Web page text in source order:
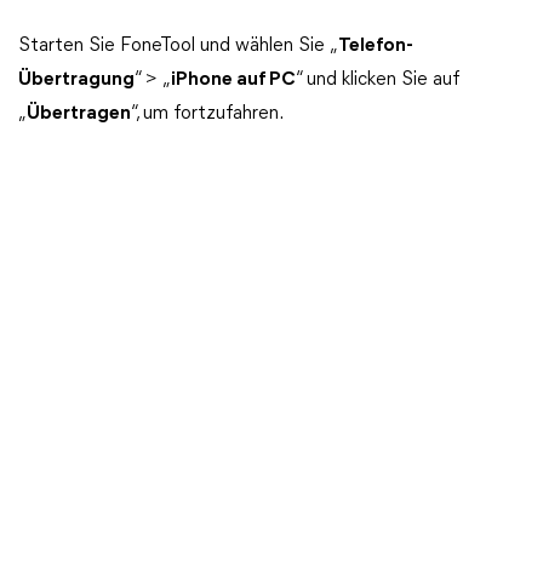
Starten Sie FoneTool und wählen Sie „Telefon-
Übertragung“ > „iPhone auf PC“ und klicken Sie auf
„Übertragen“, um fortzufahren.